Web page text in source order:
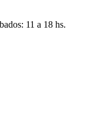
11 a 18 hs.